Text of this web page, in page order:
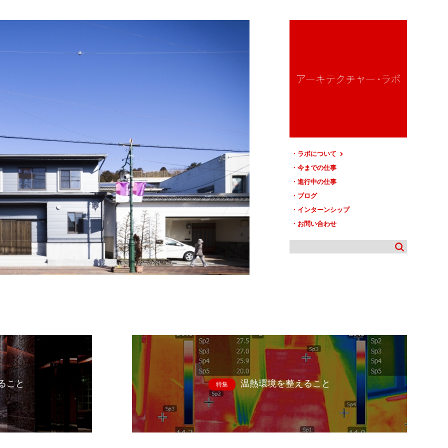
ラボについて
今までの仕事
進行中の仕事
ブログ
インターンシップ
お問い合わせ
こと 特集 温熱環境を整えること